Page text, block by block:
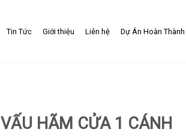
Tin Tức Giới thiệu Liên hệ Dự Án Hoàn Thành
VẤU HÃM CỬA 1 CÁNH